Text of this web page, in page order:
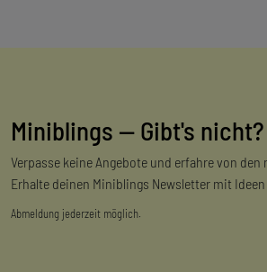
Miniblings — Gibt's
Verpasse keine Angebote und erfahre von den
Erhalte deinen Miniblings Newsletter mit
Abmeldung jederzeit möglich.